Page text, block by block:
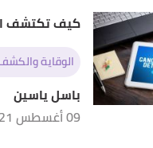
Retrieved 10/9/
كيف تكتشف
الوقاية
باسل ياسين
09 أغسطس 2021